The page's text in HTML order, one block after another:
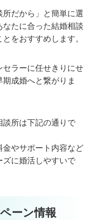
所だから」と簡単に選
たに合った結婚相談
をおすすめします。
ラーに任せきりにせ
成婚へと繋がりま
所は下記の通りで
やサポート内容など
に婚活しやすいで
ーン情報